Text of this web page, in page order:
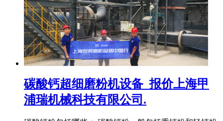
碳酸钙超细磨粉机设备_报价上海甲
浦瑞机械科技有限公司.